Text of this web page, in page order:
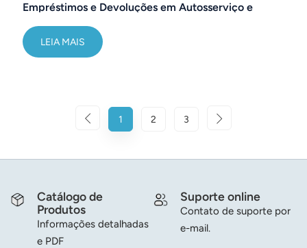
Empréstimos e Devoluções em Autosserviço e
Rastreamento Rápido de Inventário
LEIA MAIS
1 2 3
Catálogo de
Produtos
Informações detalhadas
e PDF
Suporte online
Contato de suporte por
e-mail.